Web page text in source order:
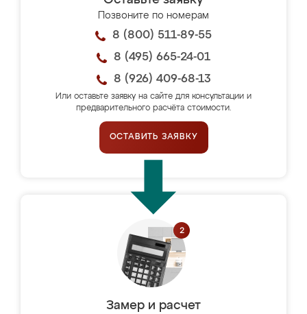
Позвоните по номерам
8 (800) 511-89-55
8 (495) 665-24-01
8 (926) 409-68-13
Или оставьте заявку на сайте для консультации и
предварительного расчёта стоимости.
ОСТАВИТЬ ЗАЯВКУ
Замер и расчет